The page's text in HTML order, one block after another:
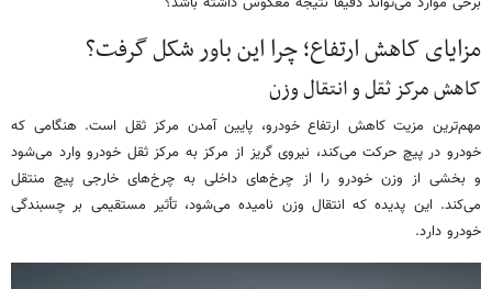
مزایای کاهش ارتفاع؛ چرا این باور شکل گرفت؟
کاهش مرکز ثقل و انتقال وزن
مهم‌ترین مزیت کاهش ارتفاع خودرو، پایین آمدن مرکز ثقل است. هنگامی که
خودرو در پیچ حرکت می‌کند، نیروی گریز از مرکز به مرکز ثقل خودرو وارد می‌شود
و بخشی از وزن خودرو را از چرخ‌های داخلی به چرخ‌های خارجی پیچ منتقل
می‌کند. این پدیده که انتقال وزن نامیده می‌شود، تأثیر مستقیمی بر چسبندگی
خودرو دارد.